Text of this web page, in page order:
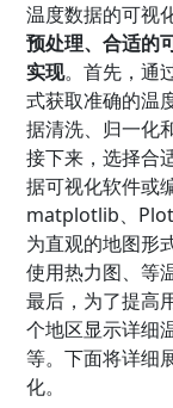
温度数据的可视
预处理、合适的
实现。首先，通
式获取准确的温
据清洗、归一化
接下来，选择合
据可视化软件或
matplotlib、
为直观的地图形
使用热力图、等
最后，为了提高
个地区显示详细
等。下面将详细
化。